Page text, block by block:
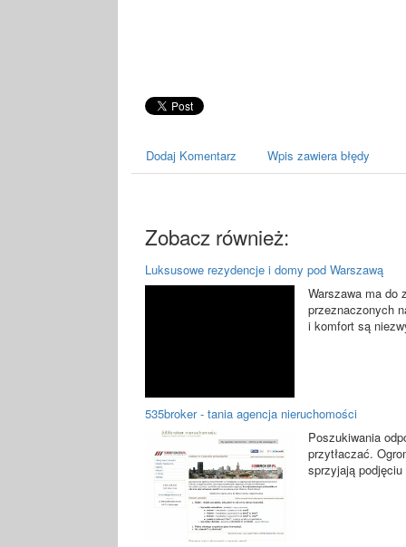
Dodaj Komentarz Wpis zawiera błędy
Zobacz również:
Luksusowe rezydencje i domy pod Warszawą
Warszawa ma do
przeznaczonych
i komfort są
535broker - tania agencja nieruchomości
Poszukiwania
przytłaczać.
sprzyjają